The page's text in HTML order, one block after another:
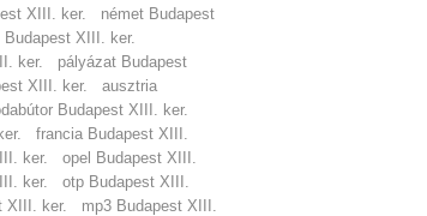
XIII. ker.
német Budapest
XIII. ker.
ker.
pályázat Budapest
XIII. ker.
ausztria
Budapest XIII. ker.
francia Budapest XIII.
ker.
opel Budapest XIII.
ker.
otp Budapest XIII.
XIII. ker.
mp3 Budapest XIII.